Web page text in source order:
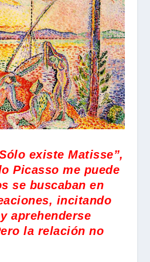
existe Matisse”,
Picasso me puede
se buscaban en
incitando
aprehenderse
la relación no